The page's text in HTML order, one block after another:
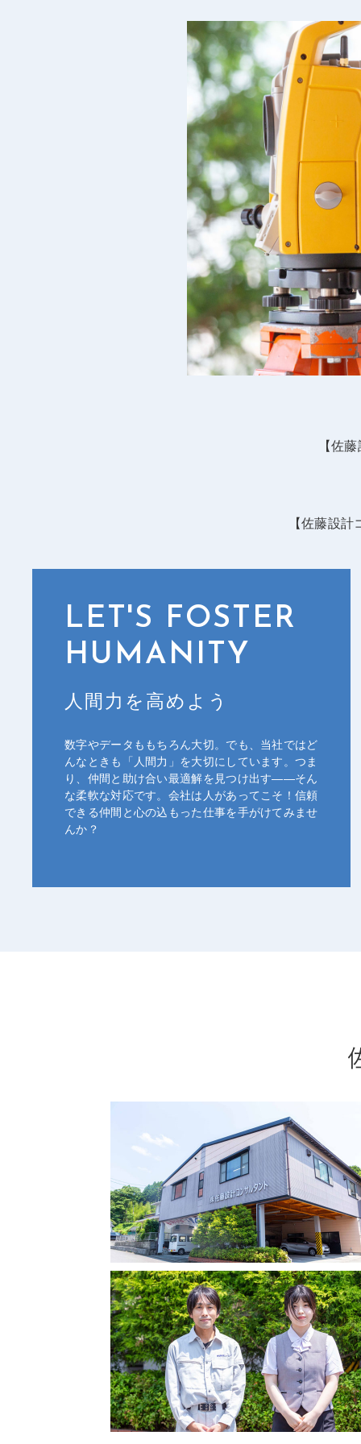
【佐
【佐藤設
LET'S FOSTER
HUMANITY
人間力を高めよう
数字やデータももちろん大切。でも、当社ではど
んなときも「人間力」を大切にしています。つま
り、仲間と助け合い最適解を見つけ出す――そん
な柔軟な対応です。会社は人があってこそ！信頼
できる仲間と心の込もった仕事を手がけてみませ
んか？